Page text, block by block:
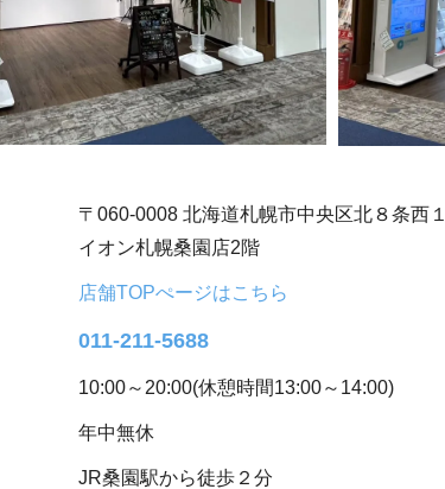
〒060-0008 北海道札幌市中央区北８条西
イオン札幌桑園店2階
店舗TOPぺージはこちら
011-211-5688
10:00～20:00(休憩時間13:00～14:00)
年中無休
JR桑園駅から徒歩２分